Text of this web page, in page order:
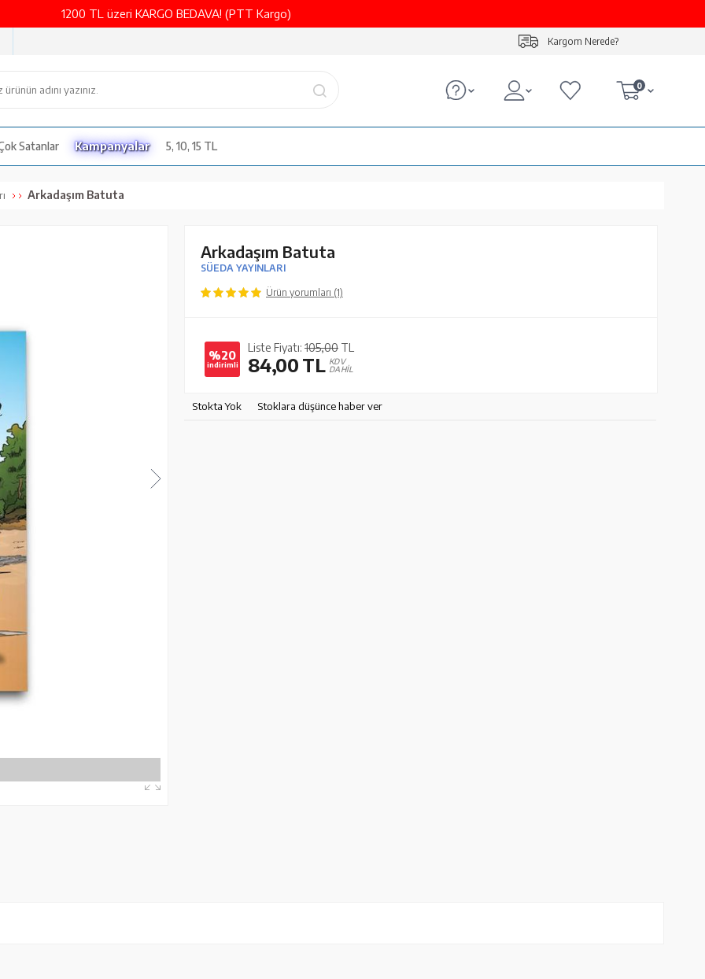
1200 TL üzeri KARGO BEDAVA! (PTT Kargo)
Kargom Nerede?
0
Satanlar Kampanyalar 5, 10, 15 TL
Arkadaşım Batuta
Arkadaşım Batuta
SÜEDA YAYINLARI
Ürün yorumları (1)
%20
indirimli
Liste Fiyatı: 105,00 TL
84,00TL KDV
DAHİL
Stokta Yok Stoklara düşünce haber ver